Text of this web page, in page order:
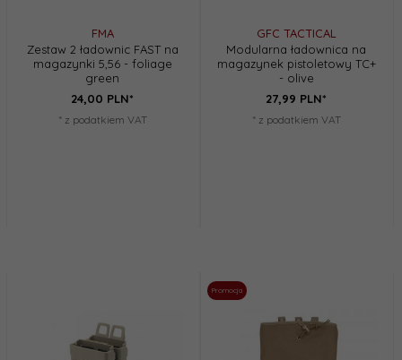
FMA
Zestaw 2 ładownic FAST na
magazynki 5,56 - foliage
green
24,00 PLN*
* z podatkiem VAT
GFC TACTICAL
Modularna ładownica na
magazynek pistoletowy TC+
- olive
27,99 PLN*
* z podatkiem VAT
Promocja